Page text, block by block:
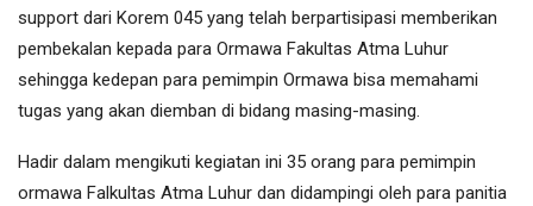
support dari Korem 045 yang telah berpartisipasi memberikan
pembekalan kepada para Ormawa Fakultas Atma Luhur
sehingga kedepan para pemimpin Ormawa bisa memahami
tugas yang akan diemban di bidang masing-masing.
Hadir dalam mengikuti kegiatan ini 35 orang para pemimpin
ormawa Falkultas Atma Luhur dan didampingi oleh para panitia